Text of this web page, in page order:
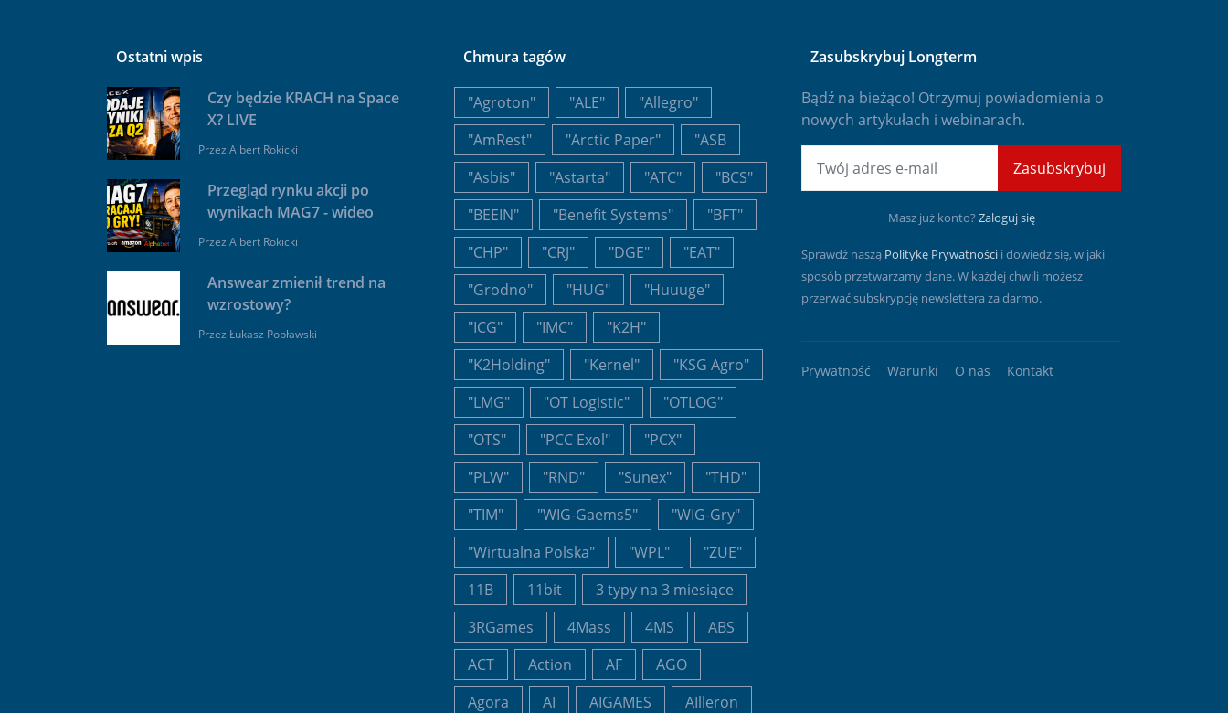
Ostatni wpis
Czy będzie KRACH na Space
X? LIVE
Przez Albert Rokicki
Przegląd rynku akcji po
wynikach MAG7 - wideo
Przez Albert Rokicki
Answear zmienił trend na
wzrostowy?
Przez Łukasz Popławski
Chmura tagów
"Agroton" "ALE"
"Allegro"
"AmRest"
"Arctic Paper"
"ASB
"Asbis"
"Astarta" "ATC"
"BCS"
"BEEIN"
"Benefit Systems"
"BFT"
"CHP"
"CRJ" "DGE"
"EAT"
"Grodno"
"HUG"
"Huuuge"
"ICG"
"IMC"
"K2H"
"K2Holding"
"Kernel"
"KSG Agro"
"LMG"
"OT Logistic"
"OTLOG"
"OTS"
"PCC Exol"
"PCX"
"PLW"
"RND" "Sunex"
"THD"
"TIM"
"WIG-Gaems5"
"WIG-Gry"
"Wirtualna Polska"
"WPL"
"ZUE"
11B
11bit
3 typy na 3 miesiące
3RGames
4Mass 4MS
ABS
ACT
Action AF
AGO
Agora
AI AIGAMES
AIlleron
Zasubskrybuj Longterm
Bądź na bieżąco! Otrzymuj powiadomienia o
nowych artykułach i webinarach.
Zasubskrybuj
Masz już konto? Zaloguj się
Sprawdź naszą Politykę Prywatności i dowiedz się, w jaki
sposób przetwarzamy dane. W każdej chwili możesz
przerwać subskrypcję newslettera za darmo.
Prywatność Warunki O nas Kontakt